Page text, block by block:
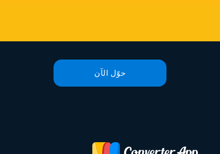
حوّل الآن